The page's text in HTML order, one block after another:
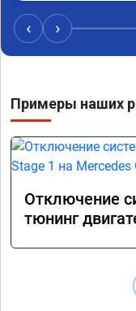
‹ ›
Примеры наших
Отключение
тюнинг